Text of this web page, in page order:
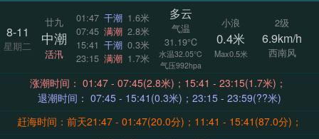
8-11
星期二
廿九
中潮
活汛
01:47 干潮 1.6米
07:45 满潮 2.8米
15:41 干潮 0.3米
23:15 满潮 1.7米
多云
气温
31.19°C
水温32.05°C
气压992hpa
小浪
0.4米
Max0.5米
2级
6.9km/h
西南风
涨潮时间： 01:47 - 07:45(2.8米)；15:41 - 23:15(1.7米)；
退潮时间： 07:45 - 15:41(0.3米)；23:15 - 23:59(??米)
赶海时间：前天21:47 - 01:47(20.0分)；11:41 - 15:41(87.0分)；